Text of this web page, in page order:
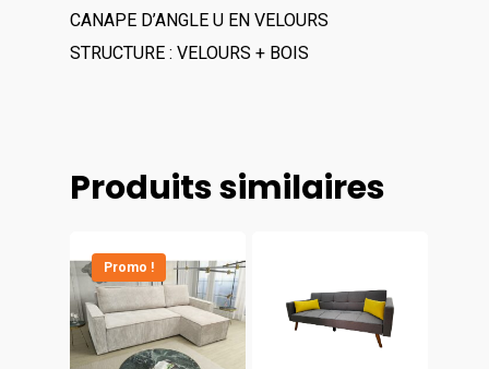
CANAPE D’ANGLE U EN VELOURS
STRUCTURE : VELOURS + BOIS
Produits similaires
Promo !